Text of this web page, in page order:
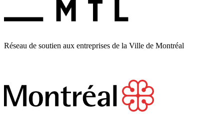
Réseau de soutien aux entreprises de la Ville de Montréal